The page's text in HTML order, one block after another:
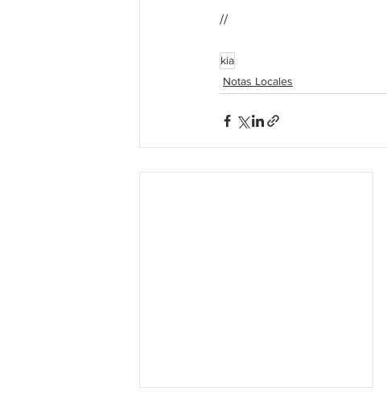
//
kia
Notas Locales